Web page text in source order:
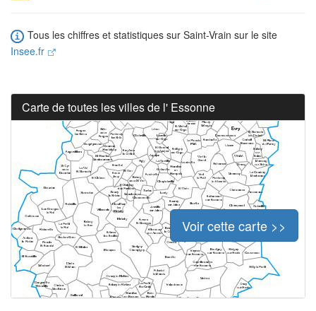
Tous les chiffres et statistiques sur Saint-Vrain sur le site
Insee.fr
Carte de toutes les villes de l' Essonne
Voir cette carte >>